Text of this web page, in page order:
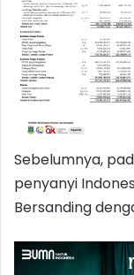
Sebelumnya,
penyanyi
Bersanding